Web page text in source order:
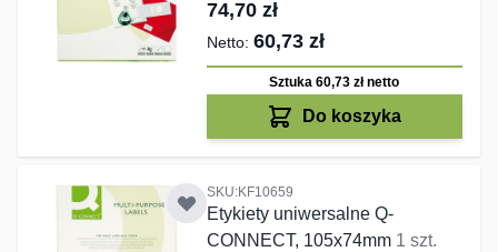
74,70 zł
60,73 zł
Sztuka 60,73 złnetto
Do koszyka
SKU:KF10659
Etykiety uniwersalne Q-
CONNECT, 105x74mm 1 szt.